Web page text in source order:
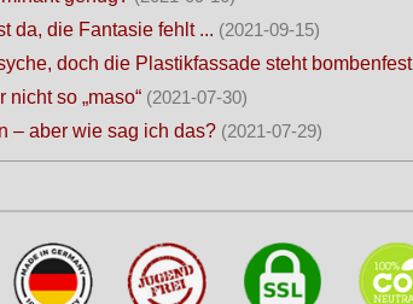
da, die Fantasie fehlt ... (2021-09-15)
doch die Plastikfassade steht bombenfest
nicht so „maso“ (2021-07-30)
– aber wie sag ich das? (2021-07-29)